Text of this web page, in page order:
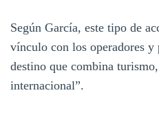
Según García, este tipo de
vínculo con los operadores
destino que combina
internacional”.